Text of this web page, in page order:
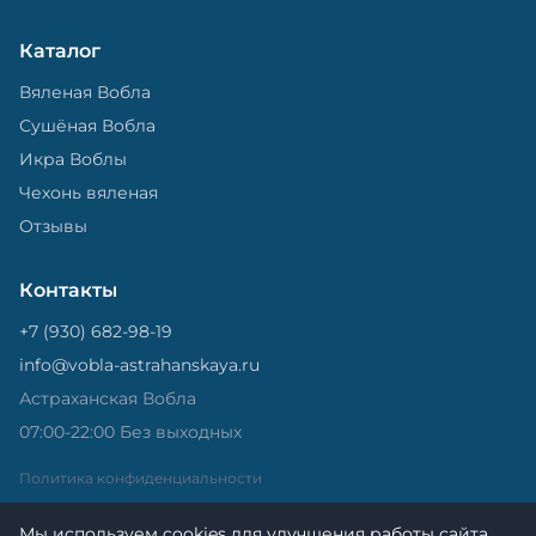
Каталог
Вяленая Вобла
Сушёная Вобла
Икра Воблы
Чехонь вяленая
Отзывы
Контакты
+7 (930) 682-98-19
info@vobla-astrahanskaya.ru
Астраханская Вобла
07:00-22:00 Без выходных
Политика конфиденциальности